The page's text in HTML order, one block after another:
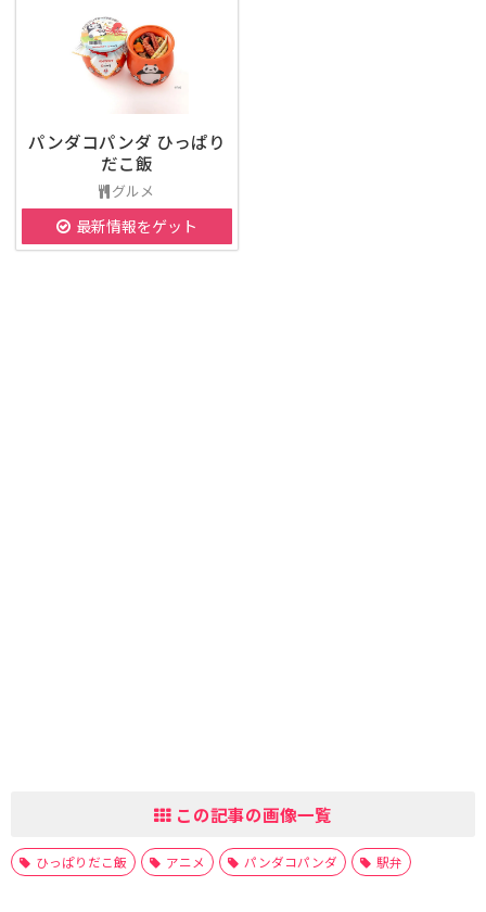
パンダコパンダ ひっぱり
だこ飯
グルメ
最新情報をゲット
この記事の画像一覧
ひっぱりだこ飯 アニメ パンダコパンダ 駅弁